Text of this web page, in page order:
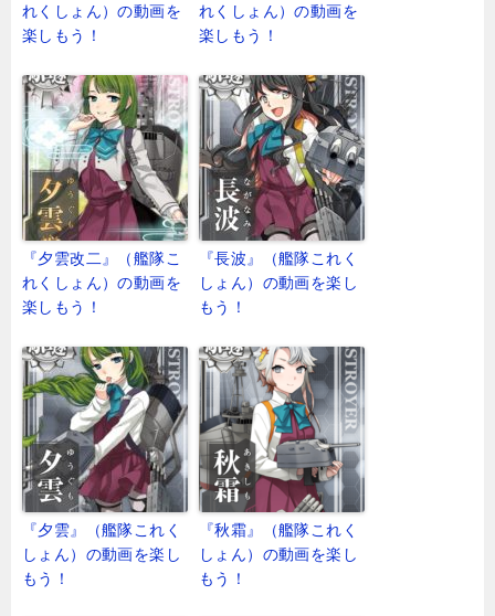
れくしょん）の動画を
楽しもう！
れくしょん）の動画を
楽しもう！
『夕雲改二』（艦隊こ
れくしょん）の動画を
楽しもう！
『長波』（艦隊これく
しょん）の動画を楽し
もう！
『夕雲』（艦隊これく
しょん）の動画を楽し
もう！
『秋霜』（艦隊これく
しょん）の動画を楽し
もう！